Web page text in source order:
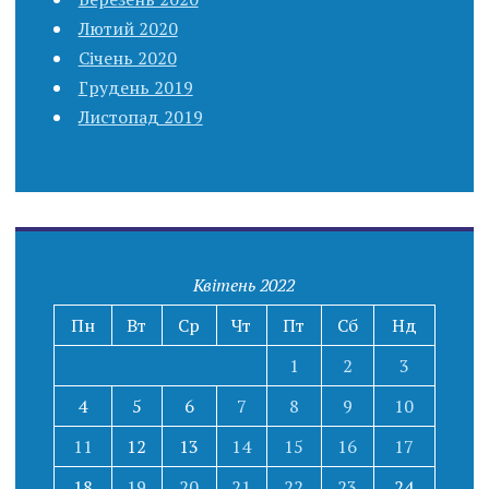
Лютий 2020
Січень 2020
Грудень 2019
Листопад 2019
Квітень 2022
Пн
Вт Ср Чт Пт Сб
Нд
1
2
3
4
5 6 7 8 9
10
11
12 13 14 15 16
17